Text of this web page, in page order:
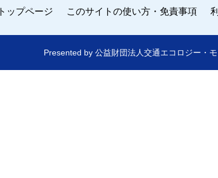
トップページ このサイトの使い方・免責事項
Presented by 公益財団法人交通エコロジー・